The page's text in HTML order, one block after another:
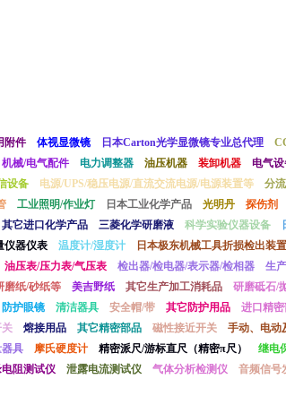
附件 体视显微镜 日本Carton光学显微镜专业总代理
机械/电气配件 电力调整器 油压机器 装卸机器 电气
设备
电源/UPS/稳压电源/直流交流电源/电源装置等 分
工业照明/作业灯 日本工业化学产品 光明丹 探伤剂
其它进口化学产品 三菱化学研磨液 科学实验仪器设备
仪器仪表 温度计/湿度计 日本极东机械工具折损检出装置
油压表/压力表/气压表 检出器/检电器/表示器/检相器 生
磨纸/砂纸等 美吉野纸 其它生产加工消耗品 研磨砥石/
防护眼镜 清洁器具 安全帽/带 其它防护用品 进口精
关 熔接用品 其它精密部品 磁性接近开关 手动、电动
器具 摩氏硬度计 精密派尺/游标直尺（精密π尺） 继电
阻测试仪 泄露电流测试仪 气体分析检测仪 音频信号